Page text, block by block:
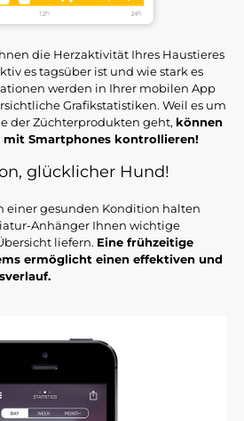
die Herzaktivität Ihres Haustieres
es tagsüber ist und wie stark es
werden in Ihrer mobilen App
Grafikstatistiken. Weil es um
der Züchterprodukten geht, können
mit Smartphones kontrollieren!
glücklicher Hund!
einer gesunden Kondition halten
Anhänger Ihnen wichtige
liefern. Eine frühzeitige
ermöglicht einen effektiven und